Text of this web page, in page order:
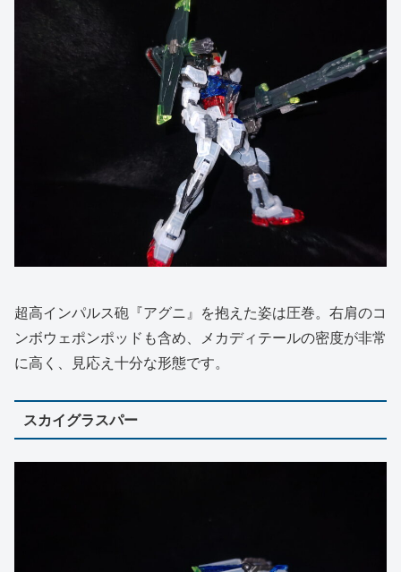
超高インパルス砲『アグニ』を抱えた姿は圧巻。右肩のコ
ンボウェポンポッドも含め、メカディテールの密度が非常
に高く、見応え十分な形態です。
スカイグラスパー